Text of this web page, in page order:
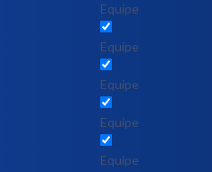
Equipe
Equipe
Equipe
Equipe
Equipe